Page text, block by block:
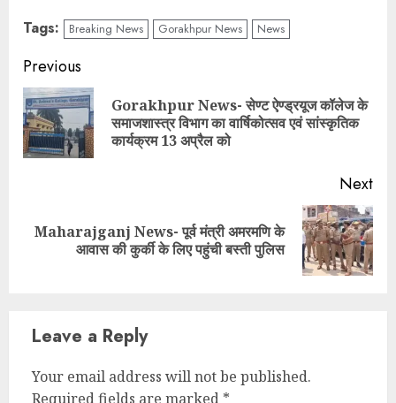
Tags: Breaking News Gorakhpur News News
Continue
Reading
Previous
Gorakhpur News- सेण्ट ऐण्ड्रयूज कॉलेज के
समाजशास्त्र विभाग का वार्षिकोत्सव एवं सांस्कृतिक
कार्यक्रम 13 अप्रैल को
Next
Next
Maharajganj News- पूर्व मंत्री अमरमणि के
आवास की कुर्की के लिए पहुंची बस्ती पुलिस
Leave a Reply
Your email address will not be published.
Required fields are marked *